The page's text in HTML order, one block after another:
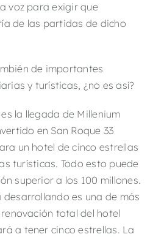
voz para exigir que
de las partidas de dicho
de importantes
y turísticas, ¿no es así?
la llegada de Millenium
en San Roque 33
un hotel de cinco estrellas
turísticas. Todo esto puede
superior a los 100 millones.
es una de más
renovación total del hotel
a tener cinco estrellas. La